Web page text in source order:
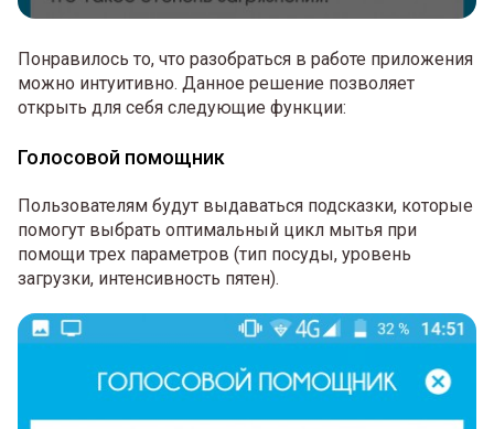
Понравилось то, что разобраться в работе приложения
можно интуитивно. Данное решение позволяет
открыть для себя следующие функции:
Голосовой помощник
Пользователям будут выдаваться подсказки, которые
помогут выбрать оптимальный цикл мытья при
помощи трех параметров (тип посуды, уровень
загрузки, интенсивность пятен).